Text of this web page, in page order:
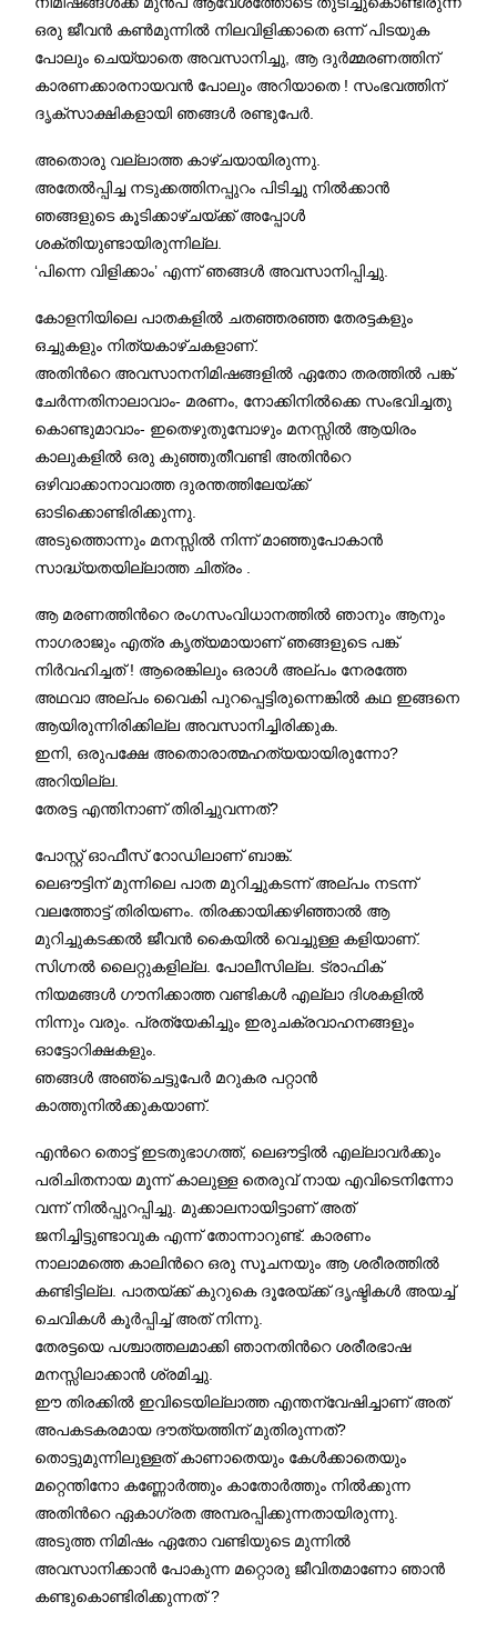
ഒരു ജീവന്‍ കണ്‍മുന്നില്‍ നിലവിളിക്കാതെ ഒന്ന് പിടയുക
പോലും ചെയ്യാതെ അവസാനിച്ചു, ആ ദുർമ്മരണത്തിന്
കാരണക്കാരനായവൻ പോലും അറിയാതെ ! സംഭവത്തിന്
ദൃക്സാക്ഷികളായി ഞങ്ങള്‍ രണ്ടുപേര്‍.
അതൊരു വല്ലാത്ത കാഴ്ചയായിരുന്നു.
അതേല്‍പ്പിച്ച നടുക്കത്തിനപ്പുറം പിടിച്ചു നില്‍ക്കാന്‍
ഞങ്ങളുടെ കൂടിക്കാഴ്ചയ്ക്ക് അപ്പോള്‍
ശക്തിയുണ്ടായിരുന്നില്ല.
‘പിന്നെ വിളിക്കാം’ എന്ന് ഞങ്ങള്‍ അവസാനിപ്പിച്ചു.
കോളനിയിലെ പാതകളില്‍ ചതഞ്ഞരഞ്ഞ തേരട്ടകളും
ഒച്ചുകളും നിത്യകാഴ്ചകളാണ്.
അതിന്‍റെ അവസാനനിമിഷങ്ങളില്‍ ഏതോ തരത്തില്‍ പങ്ക്
ചേര്‍ന്നതിനാലാവാം- മരണം, നോക്കിനില്‍ക്കെ സംഭവിച്ചതു
കൊണ്ടുമാവാം- ഇതെഴുതുമ്പോഴും മനസ്സില്‍ ആയിരം
കാലുകളില്‍ ഒരു കുഞ്ഞുതീവണ്ടി അതിന്‍റെ
ഒഴിവാക്കാനാവാത്ത ദുരന്തത്തിലേയ്ക്ക്
ഓടിക്കൊണ്ടിരിക്കുന്നു.
അടുത്തൊന്നും മനസ്സിൽ നിന്ന് മാഞ്ഞുപോകാന്‍
സാദ്ധ്യതയില്ലാത്ത ചിത്രം .
ആ മരണത്തിന്‍റെ രംഗസംവിധാനത്തില്‍ ഞാനും ആനും
നാഗരാജും എത്ര കൃത്യമായാണ് ഞങ്ങളുടെ പങ്ക്
നിർവഹിച്ചത് ! ആരെങ്കിലും ഒരാള്‍ അല്പം നേരത്തേ
അഥവാ അല്പം വൈകി പുറപ്പെട്ടിരുന്നെങ്കില്‍ കഥ ഇങ്ങനെ
ആയിരുന്നിരിക്കില്ല അവസാനിച്ചിരിക്കുക.
ഇനി, ഒരുപക്ഷേ അതൊരാത്മഹത്യയായിരുന്നോ?
അറിയില്ല.
തേരട്ട എന്തിനാണ് തിരിച്ചുവന്നത്?
പോസ്റ്റ് ഓഫീസ് റോഡിലാണ് ബാങ്ക്.
ലെഔട്ടിന് മുന്നിലെ പാത മുറിച്ചുകടന്ന് അല്പം നടന്ന്
വലത്തോട്ട് തിരിയണം. തിരക്കായിക്കഴിഞ്ഞാല്‍ ആ
മുറിച്ചുകടക്കല്‍ ജീവന്‍ കൈയില്‍ വെച്ചുള്ള കളിയാണ്.
സിഗ്നല്‍ ലൈറ്റുകളില്ല. പോലീസില്ല. ട്രാഫിക്
നിയമങ്ങള്‍ ഗൗനിക്കാത്ത വണ്ടികള്‍ എല്ലാ ദിശകളില്‍
നിന്നും വരും. പ്രത്യേകിച്ചും ഇരുചക്രവാഹനങ്ങളും
ഓട്ടോറിക്ഷകളും.
ഞങ്ങള്‍ അഞ്ചെട്ടുപേര്‍ മറുകര പറ്റാന്‍
കാത്തുനില്‍ക്കുകയാണ്.
എന്‍റെ തൊട്ട് ഇടതുഭാഗത്ത്, ലെഔട്ടില്‍ എല്ലാവര്‍ക്കും
പരിചിതനായ മൂന്ന് കാലുള്ള തെരുവ് നായ എവിടെനിന്നോ
വന്ന് നില്‍പ്പുറപ്പിച്ചു. മുക്കാലനായിട്ടാണ് അത്
ജനിച്ചിട്ടുണ്ടാവുക എന്ന് തോന്നാറുണ്ട്. കാരണം
നാലാമത്തെ കാലിന്‍റെ ഒരു സൂചനയും ആ ശരീരത്തിൽ
കണ്ടിട്ടില്ല. പാതയ്ക്ക് കുറുകെ ദൂരേയ്ക്ക് ദൃഷ്ടികള്‍ അയച്ച്
ചെവികള്‍ കൂര്‍പ്പിച്ച് അത് നിന്നു.
തേരട്ടയെ പശ്ചാത്തലമാക്കി ഞാനതിന്‍റെ ശരീരഭാഷ
മനസ്സിലാക്കാന്‍ ശ്രമിച്ചു.
ഈ തിരക്കില്‍ ഇവിടെയില്ലാത്ത എന്തന്വേഷിച്ചാണ് അത്
അപകടകരമായ ദൗത്യത്തിന് മുതിരുന്നത്?
തൊട്ടുമുന്നിലുള്ളത് കാണാതെയും കേൾക്കാതെയും
മറ്റെന്തിനോ കണ്ണോർത്തും കാതോർത്തും നിൽക്കുന്ന
അതിന്‍റെ ഏകാഗ്രത അമ്പരപ്പിക്കുന്നതായിരുന്നു.
അടുത്ത നിമിഷം ഏതോ വണ്ടിയുടെ മുന്നിൽ
അവസാനിക്കാൻ പോകുന്ന മറ്റൊരു ജീവിതമാണോ ഞാൻ
കണ്ടുകൊണ്ടിരിക്കുന്നത് ?